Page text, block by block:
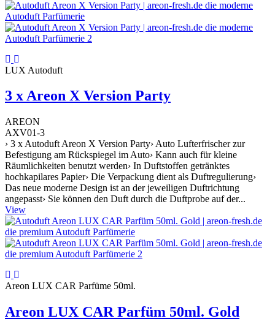
LUX Autoduft
3 x Areon X Version Party
AREON
AXV01-3
› 3 x Autoduft Areon X Version Party› Auto Lufterfrischer zur
Befestigung am Rückspiegel im Auto› Kann auch für kleine
Räumlichkeiten benutzt werden› In Duftstoffen getränktes
hochkapilares Papier› Die Verpackung dient als Duftregulierung›
Das neue moderne Design ist an der jeweiligen Duftrichtung
angepasst› Sie können den Duft durch die Duftprobe auf der...
View
Areon LUX CAR Parfüme 50ml.
Areon LUX CAR Parfüm 50ml. Gold